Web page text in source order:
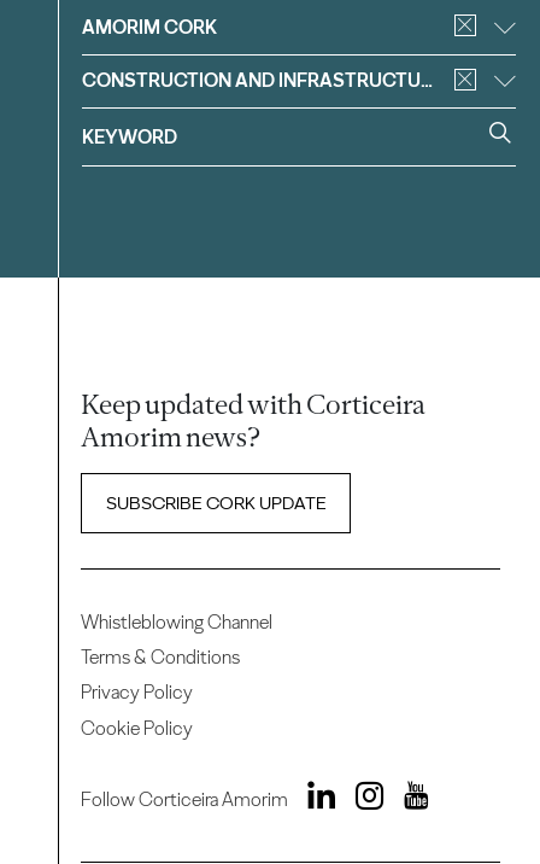
Filter
AMORIM CORK
CONSTRUCTION AND INFRASTRUCTURE
Keep updated with Corticeira
Amorim news?
SUBSCRIBE CORK UPDATE
Whistleblowing Channel
Terms & Conditions
Privacy Policy
Cookie Policy
Follow Corticeira Amorim